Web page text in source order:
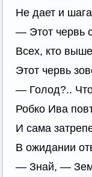
Не дает и
— Этот червь
Всех, кто
Этот червь
— Голод?..
Робко Ива
И сама
В ожидании
— Знай, —